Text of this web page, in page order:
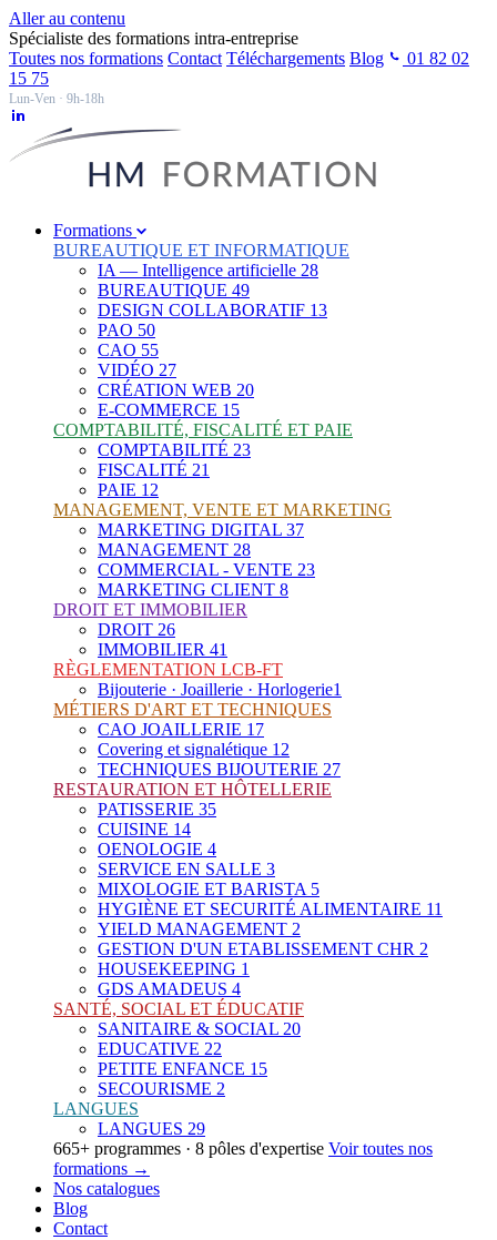
Aller au contenu
Spécialiste des formations intra-entreprise
Toutes nos formations Contact Téléchargements Blog
01 82 02
15 75
Lun-Ven · 9h-18h
Formations
BUREAUTIQUE ET INFORMATIQUE
IA — Intelligence artificielle 28
BUREAUTIQUE 49
DESIGN COLLABORATIF 13
PAO 50
CAO 55
VIDÉO 27
CRÉATION WEB 20
E-COMMERCE 15
COMPTABILITÉ, FISCALITÉ ET PAIE
COMPTABILITÉ 23
FISCALITÉ 21
PAIE 12
MANAGEMENT, VENTE ET MARKETING
MARKETING DIGITAL 37
MANAGEMENT 28
COMMERCIAL - VENTE 23
MARKETING CLIENT 8
DROIT ET IMMOBILIER
DROIT 26
IMMOBILIER 41
RÈGLEMENTATION LCB-FT
Bijouterie · Joaillerie · Horlogerie1
MÉTIERS D'ART ET TECHNIQUES
CAO JOAILLERIE 17
Covering et signalétique 12
TECHNIQUES BIJOUTERIE 27
RESTAURATION ET HÔTELLERIE
PATISSERIE 35
CUISINE 14
OENOLOGIE 4
SERVICE EN SALLE 3
MIXOLOGIE ET BARISTA 5
HYGIÈNE ET SECURITÉ ALIMENTAIRE 11
YIELD MANAGEMENT 2
GESTION D'UN ETABLISSEMENT CHR 2
HOUSEKEEPING 1
GDS AMADEUS 4
SANTÉ, SOCIAL ET ÉDUCATIF
SANITAIRE & SOCIAL 20
EDUCATIVE 22
PETITE ENFANCE 15
SECOURISME 2
LANGUES
LANGUES 29
665+ programmes · 8 pôles d'expertise Voir toutes nos
formations →
Nos catalogues
Blog
Contact